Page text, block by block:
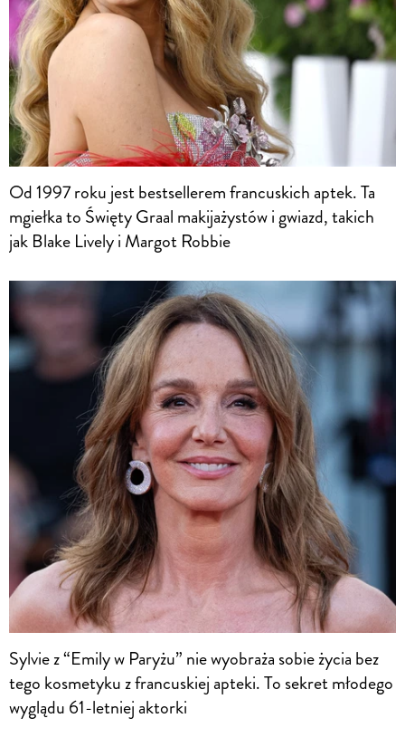
Od 1997 roku jest bestsellerem francuskich aptek. Ta
mgiełka to Święty Graal makijażystów i gwiazd, takich
jak Blake Lively i Margot Robbie
Sylvie z “Emily w Paryżu” nie wyobraża sobie życia bez
tego kosmetyku z francuskiej apteki. To sekret młodego
wyglądu 61-letniej aktorki